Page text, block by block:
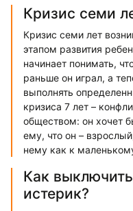
Кризис семи
Кризис семи лет
этапом развития
начинает понимать,
раньше он играл, а
выполнять
кризиса 7 лет –
обществом: он хочет
ему, что он –
нему как к
Как
истерик?